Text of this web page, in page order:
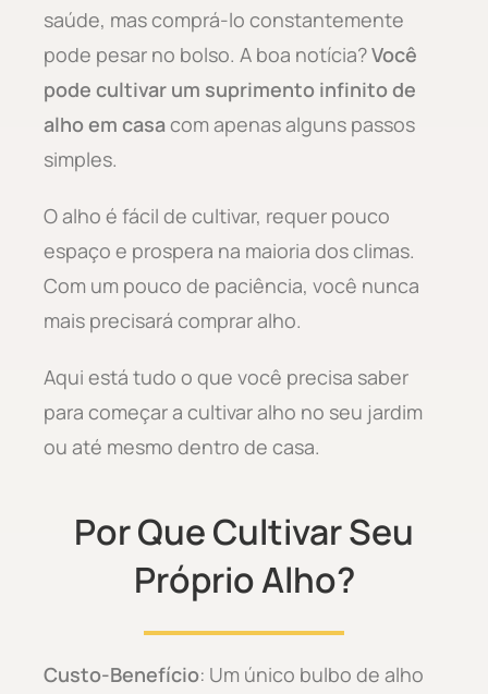
saúde, mas comprá-lo constantemente
pode pesar no bolso. A boa notícia?Você
pode cultivar um suprimento infinito de
alho em casa com apenas alguns passos
simples.
O alho é fácil de cultivar, requer pouco
espaço e prospera na maioria dos climas.
Com um pouco de paciência, você nunca
mais precisará comprar alho.
Aqui está tudo o que você precisa saber
para começar a cultivar alho no seu jardim
ou até mesmo dentro de casa.
Por Que Cultivar Seu
Próprio Alho?
Custo-Benefício: Um único bulbo de alho